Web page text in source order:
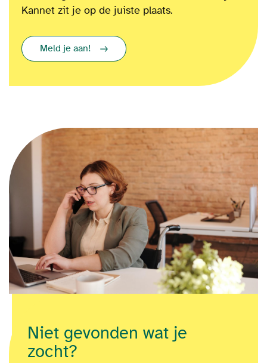
Kannet zit je op de juiste plaats.
Meld je aan!
Niet gevonden wat je
zocht?